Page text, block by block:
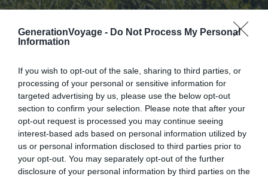
GenerationVoyage - Do Not Process My Personal
Information
If you wish to opt-out of the sale, sharing to third parties, or
processing of your personal or sensitive information for
targeted advertising by us, please use the below opt-out
section to confirm your selection. Please note that after your
opt-out request is processed you may continue seeing
interest-based ads based on personal information utilized by
us or personal information disclosed to third parties prior to
your opt-out. You may separately opt-out of the further
disclosure of your personal information by third parties on the
Shutterstock – Wirestock Creators
retrace la bataille décisive de 1746 à travers un centre
d’interprétation immersif et des landes préservées,
parfaits pour mieux comprendre les Highlands lorsque
vous visitez Inverness.
Pour en savoir plus :Le 16 avril 1746, les troupes jacobites
de Charles Edward Stuart affrontent l’armée britannique